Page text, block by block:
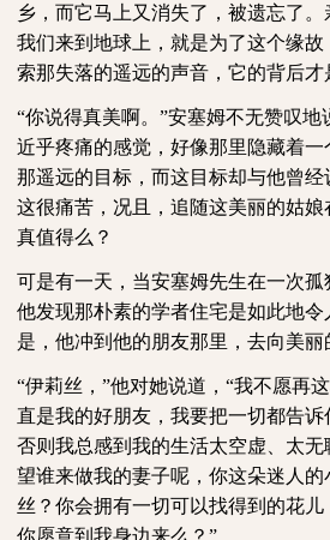
乡，而它马上又消失了，被遗忘了
我们来到地球上，就是为了这个缘
索那失落的遥远的声音，它的背后
“你说得真美啊。”安塞姆不无赞叹
近乎疼痛的感觉，好像那里隐藏着
那遥远的目标，而这目标却与他曾经
这很痛苦，况且，追随这美丽的姑
真值得么？
可是有一天，当安塞姆先生在一次孤
他发现那朴素的学者住宅是如此地
是，他冲到他的朋友那里，去向美丽
“伊莉丝，”他对她说道，“我不愿再
直是我的好朋友，我要把一切都告诉
否则我总感到我的生活太空虚、太
望谁来做我的妻子呢，你这朵迷人
丝？你会拥有一切可以找得到的花儿
你愿意到我身边来么？”